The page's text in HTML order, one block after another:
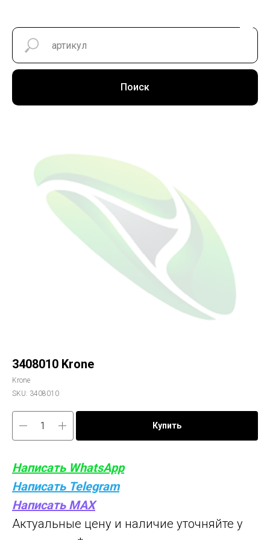
Поиск
3408010 Krone
Krone
SKU: 3408010
Купить
Написать WhatsApp
Написать Telegram
Написать MAX
Актуальные цену и наличие уточняйте у